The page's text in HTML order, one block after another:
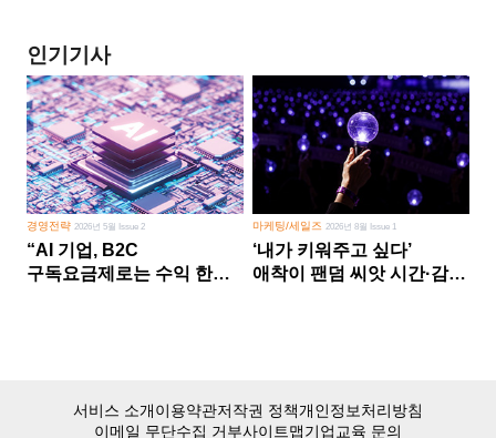
인기기사
경영전략 2026년 5월 Issue 2
“AI 기업, B2C
구독요금제로는 수익 한계
마케팅/세일즈 2026년 8월 Issue 1
‘내가 키워주고 싶다’
애착이 팬덤 씨앗 시간·감정
서비스 소개이용약관저작권 정책개인정보처리방침
이메일 무단수집 거부사이트맵기업교육 문의